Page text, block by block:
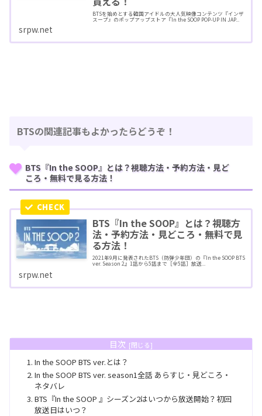
BTSを始めとする韓国アイドルの大人気映像コンテンツ『インザ
スープ』のポップアップストア『In the SOOP POP-UP IN JAP...
srpw.net
BTSの関連記事もよかったらどうぞ！
BTS『In the SOOP』とは？視聴方法・予約方法・見ど
ころ・無料で見る方法！
BTS『In the SOOP』とは？視聴方
法・予約方法・見どころ・無料で見
る方法！
2021年9月に発表されたBTS（防弾少年団）の『In the SOOP BTS
ver. Season 2』1話から5話まで［全5話］放送...
srpw.net
目次
In the SOOP BTS ver.とは？
In the SOOP BTS ver. season1全話 あらすじ・見どころ・
ネタバレ
BTS『In the SOOP 』シーズン2はいつから放送開始？初回
放送日はいつ？